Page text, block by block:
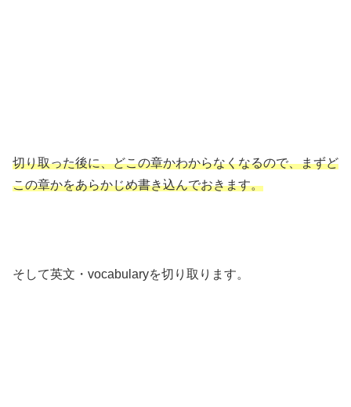
切り取った後に、どこの章かわからなくなるので、まずど
この章かをあらかじめ書き込んでおきます。
そして英文・vocabularyを切り取ります。